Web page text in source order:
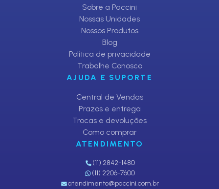
Sobre a Paccini
Nossas Unidades
Nossos Produtos
Blog
Política de privacidade
Trabalhe Conosco
AJUDA E SUPORTE
Central de Vendas
Prazos e entrega
Trocas e devoluções
Como comprar
ATENDIMENTO
(11) 2842-1480
(11) 2206-7600
atendimento@paccini.com.br